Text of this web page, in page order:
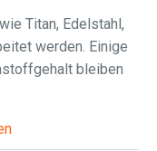
Titan, Edelstahl,
werden. Einige
bleiben